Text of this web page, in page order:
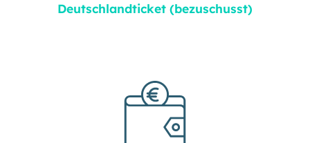
Deutschland­ticket (bezuschusst)